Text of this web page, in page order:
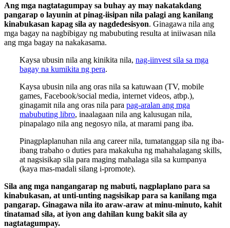
Ang mga nagtatagumpay sa buhay ay may nakatakdang
pangarap o layunin at pinag-iisipan nila palagi ang kanilang
kinabukasan kapag sila ay nagdedesisyon. Ginagawa nila ang
mga bagay na nagbibigay ng mabubuting resulta at iniiwasan nila
ang mga bagay na nakakasama.
Kaysa ubusin nila ang kinikita nila, nag-iinvest sila sa mga
bagay na kumikita ng pera.
Kaysa ubusin nila ang oras nila sa katuwaan (TV, mobile
games, Facebook/social media, internet videos, atbp.),
ginagamit nila ang oras nila para pag-aralan ang mga
mabubuting libro, inaalagaan nila ang kalusugan nila,
pinapalago nila ang negosyo nila, at marami pang iba.
Pinagplaplanuhan nila ang career nila, tumatanggap sila ng iba-
ibang trabaho o duties para makakuha ng mahahalagang skills,
at nagsisikap sila para maging mahalaga sila sa kumpanya
(kaya mas-madali silang i-promote).
Sila ang mga nangangarap ng mabuti, nagplaplano para sa
kinabukasan, at unti-unting nagsisikap para sa kanilang mga
pangarap. Ginagawa nila ito araw-araw at minu-minuto, kahit
tinatamad sila, at iyon ang dahilan kung bakit sila ay
nagtatagumpay.